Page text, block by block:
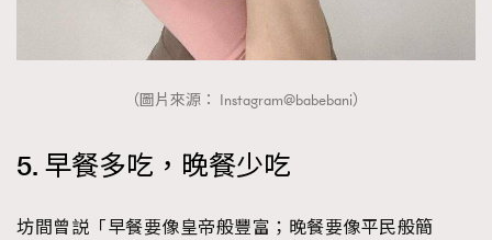
（圖片來源： Instagram@babebani）
5. 早餐多吃，晚餐少吃
坊間曾説「早餐要像皇帝般豐富；晚餐要像平民般簡